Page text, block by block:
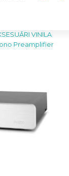
VINILA
Preamplifier